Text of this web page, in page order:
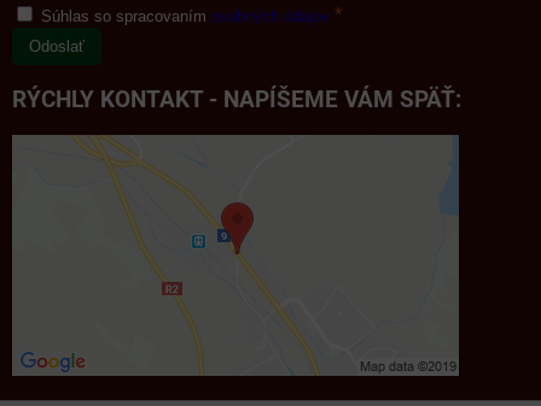
Súhlas so spracovaním osobných údajov *
Odoslať
RÝCHLY KONTAKT - NAPÍŠEME VÁM SPÄŤ: